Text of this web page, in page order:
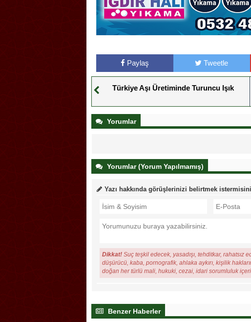
Paylaş Tweetle
Türkiye Aşı Üretiminde Turuncu Işık
Yorumlar
Yorumlar (Yorum Yapılmamış)
Yazı hakkında görüşlerinizi belirtmek
Dikkat! Suç teşkil edecek, yasadışı, tehditkar, rahatsız
düşürücü, kaba, pornografik, ahlaka aykırı, kişilik
doğan her türlü mali, hukuki, cezai, idari sorumluluk
Benzer Haberler